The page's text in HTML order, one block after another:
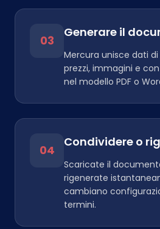
03
Generare il
Mercura unisce dati
prezzi, immagini e
nel modello PDF o
04
Condividere o
Scaricate il
rigenerate
cambiano
termini.